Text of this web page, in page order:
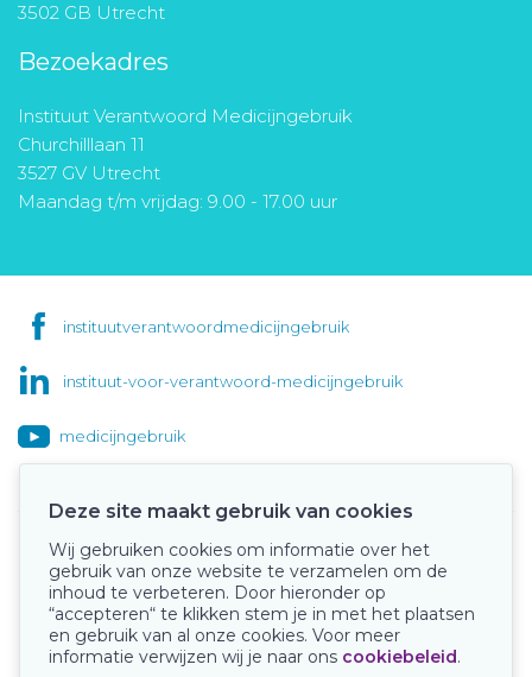
3502 GB Utrecht
Bezoekadres
Instituut Verantwoord Medicijngebruik
Churchilllaan 11
3527 GV Utrecht
Maandag t/m vrijdag: 9.00 - 17.00 uur
instituutverantwoordmedicijngebruik
instituut-voor-verantwoord-medicijngebruik
medicijngebruik
Onze keurmerken
Deze site maakt gebruik van cookies
Wij gebruiken cookies om informatie over het
gebruik van onze website te verzamelen om de
inhoud te verbeteren. Door hieronder op
“accepteren“ te klikken stem je in met het plaatsen
en gebruik van al onze cookies. Voor meer
informatie verwijzen wij je naar ons cookiebeleid.